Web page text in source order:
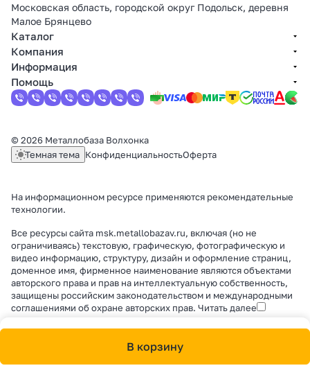
В корзину
Московская область, городской округ Подольск, деревня
Малое Брянцево
Каталог
Компания
Информация
Помощь
© 2026 Металлобаза Волхонка
Темная тема КонфиденциальностьОферта
На информационном ресурсе применяются рекомендательные
технологии.
Все ресурсы сайта msk.metallobazav.ru, включая (но не
ограничиваясь) текстовую, графическую, фотографическую и
видео информацию, структуру, дизайн и оформление страниц,
доменное имя, фирменное наименование являются объектами
авторского права и прав на интеллектуальную собственность,
защищены российским законодательством и международными
соглашениями об охране авторских прав. Читать далее